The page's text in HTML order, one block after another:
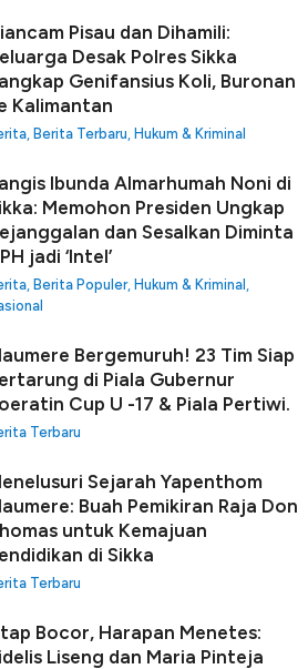
Pisau dan Dihamili:
Desak Polres Sikka
Genifansius Koli, Buronan
Kalimantan
, Berita Terbaru, Hukum & Kriminal
Ibunda Almarhumah Noni di
Memohon Presiden Ungkap
dan Sesalkan Diminta
jadi ‘Intel’
, Berita Populer, Hukum & Kriminal ,
Bergemuruh! 23 Tim Siap
di Piala Gubernur
Cup U -17 & Piala Pertiwi.
Terbaru
Sejarah Yapenthom
Buah Pemikiran Raja Don
untuk Kemajuan
di Sikka
Terbaru
Bocor, Harapan Menetes:
Liseng dan Maria Pinteja